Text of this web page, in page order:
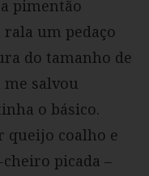
pimentão
um pedaço
do tamanho de
me salvou
o básico.
queijo coalho e
picada –